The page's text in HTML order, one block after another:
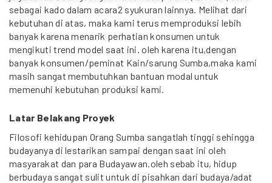
sebagai kado dalam acara2 syukuran lainnya. Melihat dari
kebutuhan di atas, maka kami terus memproduksi lebih
banyak karena menarik perhatian konsumen untuk
mengikuti trend model saat ini. oleh karena itu,dengan
banyak konsumen/peminat Kain/sarung Sumba,maka kami
masih sangat membutuhkan bantuan modal untuk
memenuhi kebutuhan produksi kami.
Latar Belakang Proyek
Filosofi kehidupan Orang Sumba sangatlah tinggi sehingga
budayanya di lestarikan sampai dengan saat ini oleh
masyarakat dan para Budayawan.oleh sebab itu, hidup
berbudaya sangat sulit untuk di pisahkan dari budaya/adat